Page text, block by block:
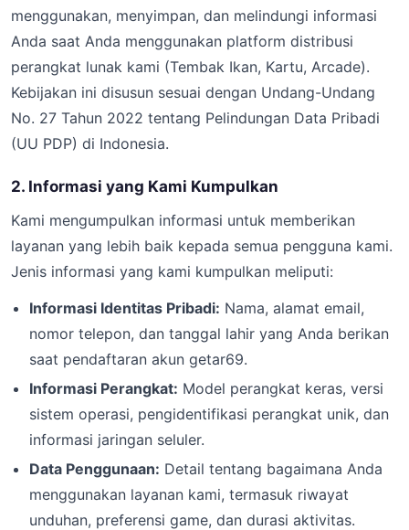
menggunakan, menyimpan, dan melindungi informasi
Anda saat Anda menggunakan platform distribusi
perangkat lunak kami (Tembak Ikan, Kartu, Arcade).
Kebijakan ini disusun sesuai dengan Undang-Undang
No. 27 Tahun 2022 tentang Pelindungan Data Pribadi
(UU PDP) di Indonesia.
2. Informasi yang Kami Kumpulkan
Kami mengumpulkan informasi untuk memberikan
layanan yang lebih baik kepada semua pengguna kami.
Jenis informasi yang kami kumpulkan meliputi:
Informasi Identitas Pribadi: Nama, alamat email,
nomor telepon, dan tanggal lahir yang Anda berikan
saat pendaftaran akun getar69.
Informasi Perangkat: Model perangkat keras, versi
sistem operasi, pengidentifikasi perangkat unik, dan
informasi jaringan seluler.
Data Penggunaan: Detail tentang bagaimana Anda
menggunakan layanan kami, termasuk riwayat
unduhan, preferensi game, dan durasi aktivitas.